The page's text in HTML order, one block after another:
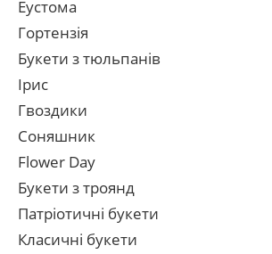
Еустома
Гортензія
Букети з тюльпанів
Ірис
Гвоздики
Соняшник
Flower Day
Букети з троянд
Патріотичні букети
Класичні букети